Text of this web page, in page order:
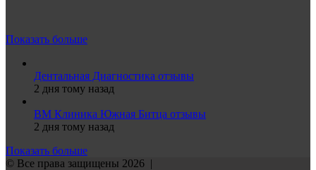
Показать больше
Дентальная Диагностика отзывы
2 дня тому назад
ВМ Клиника Южная Битца отзывы
2 дня тому назад
Показать больше
© Все права защищены 2026 |